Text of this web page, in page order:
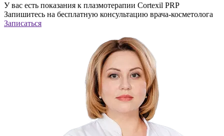
У вас есть показания к плазмотерапии Cortexil PRP
Запишитесь на бесплатную конcультацию врача-косметолога
Записаться